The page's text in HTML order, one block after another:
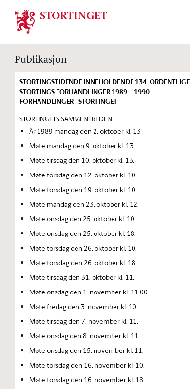
Stortinget.no
Publikasjon
STORTINGSTIDENDE INNEHOLDENDE 134. ORDENTLIGE
STORTINGS FORHANDLINGER 1989—1990
FORHANDLINGER I STORTINGET
STORTINGETS SAMMENTREDEN
År 1989 mandag den 2. oktober kl. 13
Møte mandag den 9. oktober kl. 13.
Møte tirsdag den 10. oktober kl. 13.
Møte torsdag den 12. oktober kl. 10.
Møte torsdag den 19. oktober kl. 10.
Møte mandag den 23. oktober kl. 12.
Møte onsdag den 25. oktober kl. 10.
Møte onsdag den 25. oktober kl. 18.
Møte torsdag den 26. oktober kl. 10.
Møte torsdag den 26. oktober kl. 18.
Møte tirsdag den 31. oktober kl. 11.
Møte onsdag den 1. november kl. 11.00.
Møte fredag den 3. november kl. 10.
Møte tirsdag den 7. november kl. 11.
Møte onsdag den 8. november kl. 11.
Møte onsdag den 15. november kl. 11.
Møte torsdag den 16. november kl. 10.
Møte torsdag den 16. november kl. 18.